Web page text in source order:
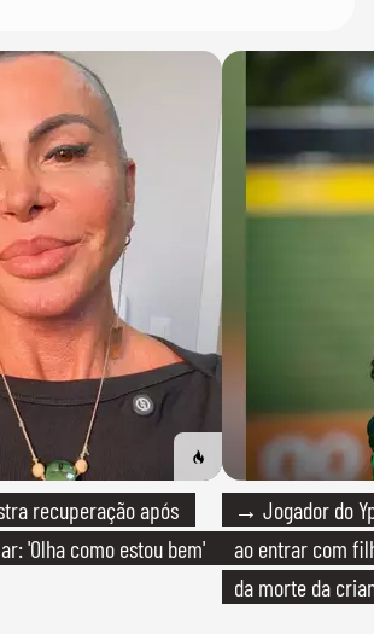
recuperação após
'Olha como estou bem'
→ Jogador do
ao entrar com
da morte da